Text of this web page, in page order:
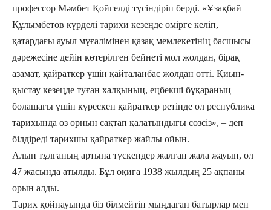
профессор Мәмбет Қойгелді түсіндіріп берді. «Ұзақбай
Құлымбетов күрделі тарихи кезеңде өмірге келіп,
қатардағы ауыл мұғалімінен қазақ мемлекетінің басшысы
дәрежесіне дейін көтерілген бейнеті мол жолдан, бірақ
азамат, қайраткер үшін қайталанбас жолдан өтті. Қиын-
қыстау кезеңде туған халқының, еңбекші бұқараның
болашағы үшін күрескен қайраткер ретінде ол республика
тарихында өз орнын сақтап қалатындығы сөзсіз», – деп
білдіреді тарихшы қайраткер жайлы ойын.
Алып тұлғаның артына түскендер жалған жала жауып, ол
47 жасында атылды. Бұл оқиға 1938 жылдың 25 ақпаны
орын алды.
Тарих қойнауында біз білмейтін мыңдаған батырлар мен